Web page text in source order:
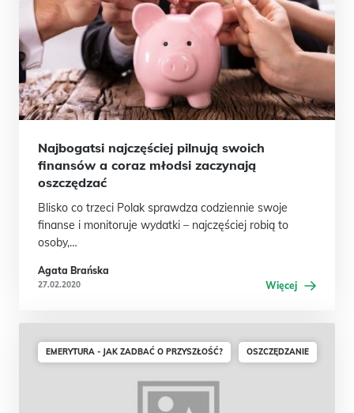
Najbogatsi najczęściej pilnują swoich
finansów a coraz młodsi zaczynają
oszczędzać
Blisko co trzeci Polak sprawdza codziennie swoje
finanse i monitoruje wydatki – najczęściej robią to
osoby,…
Agata Brańska
27.02.2020 Więcej
EMERYTURA - JAK ZADBAĆ O PRZYSZŁOŚĆ? OSZCZĘDZANIE